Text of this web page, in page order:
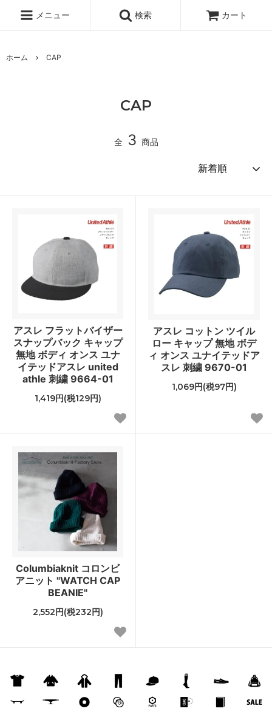
メニュー 検索 カート
ホーム CAP
CAP
全 3 商品
アスレ フラットバイザー
スナップバック キャップ
無地 ボディ オンス ユナ
イテッドアスレ united
athle 刺繍 9664-01
1,419円(税129円)
アスレ コットン ツイル
ロー キャップ 無地 ボデ
ィ オンス ユナイテッドア
スレ 刺繍 9670-01
1,069円(税97円)
Columbiaknit コロンビ
アニット "WATCH CAP
BEANIE"
2,552円(税232円)